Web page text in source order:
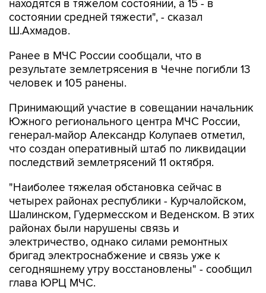
находятся в тяжелом состоянии, а 15 - в
состоянии средней тяжести", - сказал
Ш.Ахмадов.
Ранее в МЧС России сообщали, что в
результате землетрясения в Чечне погибли 13
человек и 105 ранены.
Принимающий участие в совещании начальник
Южного регионального центра МЧС России,
генерал-майор Александр Колупаев отметил,
что создан оперативный штаб по ликвидации
последствий землетрясений 11 октября.
"Наиболее тяжелая обстановка сейчас в
четырех районах республики - Курчалойском,
Шалинском, Гудермесском и Веденском. В этих
районах были нарушены связь и
электричество, однако силами ремонтных
бригад электроснабжение и связь уже к
сегодняшнему утру восстановлены" - сообщил
глава ЮРЦ МЧС.